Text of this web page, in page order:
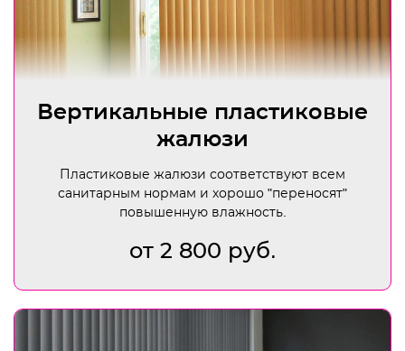
Вертикальные пластиковые
жалюзи
Пластиковые жалюзи соответствуют всем
санитарным нормам и хорошо "переносят"
повышенную влажность.
от 2 800 руб.